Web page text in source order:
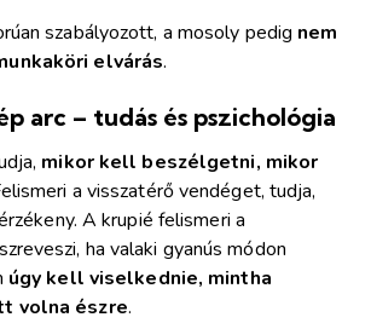
szabályozott, a mosoly pedig nem
elvárás.
arc – tudás és pszichológia
mikor kell beszélgetni, mikor
a visszatérő vendéget, tudja,
A krupié felismeri a
ha valaki gyanús módon
úgy kell viselkednie, mintha
volna észre.